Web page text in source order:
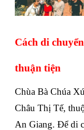
Cách di
thuận tiện
Chùa Bà Chúa
Châu Thị Tế,
An Giang. Để di